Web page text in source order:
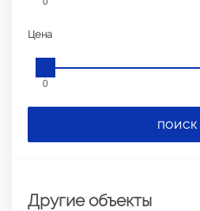
Цена
0
ПОИСК
Другие объекты